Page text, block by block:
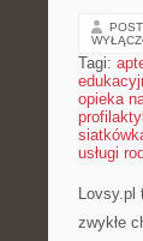
Tagi:
opieka
usługi
Lovsy.pl
zwykłe